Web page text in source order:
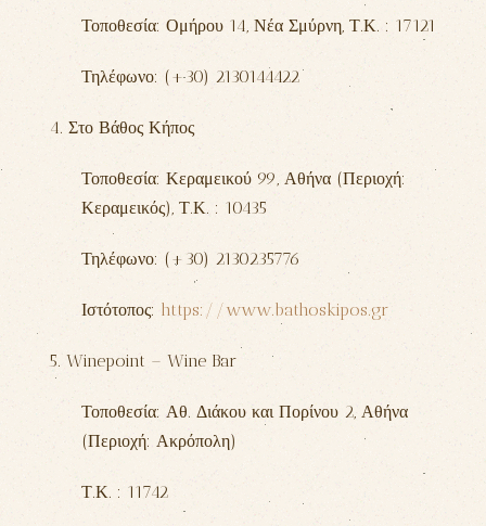
Τοποθεσία: Ομήρου 14, Νέα Σμύρνη, Τ.Κ. : 17121
Τηλέφωνο: (+30) 2130144422
4. Στο Βάθος Κήπος
Τοποθεσία: Κεραμεικού 99, Αθήνα (Περιοχή:
Κεραμεικός), Τ.Κ. : 10435
Τηλέφωνο: (+30) 2130235776
Ιστότοπος: https://www.bathoskipos.gr
5. Winepoint – Wine Bar
Τοποθεσία: Αθ. Διάκου και Πορίνου 2, Αθήνα
(Περιοχή: Ακρόπολη)
Τ.Κ. : 11742